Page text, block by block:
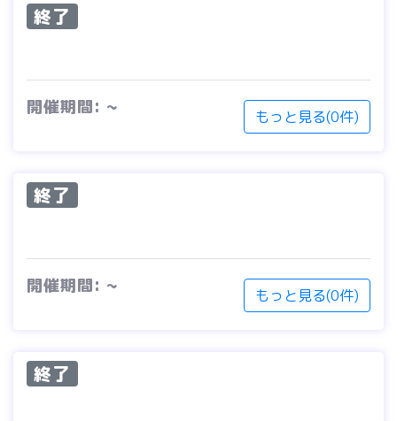
終了
開催期間: ~ もっと見る(0件)
終了
開催期間: ~ もっと見る(0件)
終了